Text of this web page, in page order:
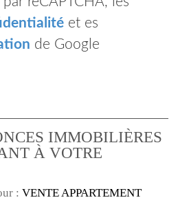
et es
de Google
IMMOBILIÈRES
À VOTRE
: VENTE APPARTEMENT